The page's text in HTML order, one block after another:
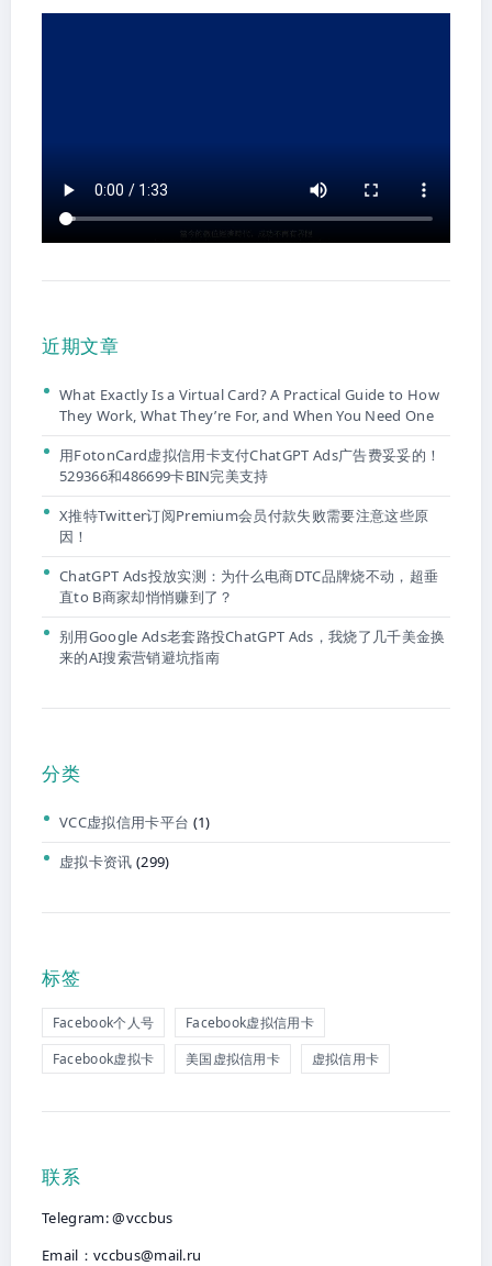
近期文章
What Exactly Is a Virtual Card? A Practical Guide to How
They Work, What They’re For, and When You Need One
用FotonCard虚拟信用卡支付ChatGPT Ads广告费妥妥的！
529366和486699卡BIN完美支持
X推特Twitter订阅Premium会员付款失败需要注意这些原
因！
ChatGPT Ads投放实测：为什么电商DTC品牌烧不动，超垂
直to B商家却悄悄赚到了？
别用Google Ads老套路投ChatGPT Ads，我烧了几千美金换
来的AI搜索营销避坑指南
分类
VCC虚拟信用卡平台 (1)
虚拟卡资讯 (299)
标签
Facebook个人号
Facebook虚拟信用卡
Facebook虚拟卡
美国虚拟信用卡 虚拟信用卡
联系
Telegram: @vccbus
Email： vccbus@mail.ru